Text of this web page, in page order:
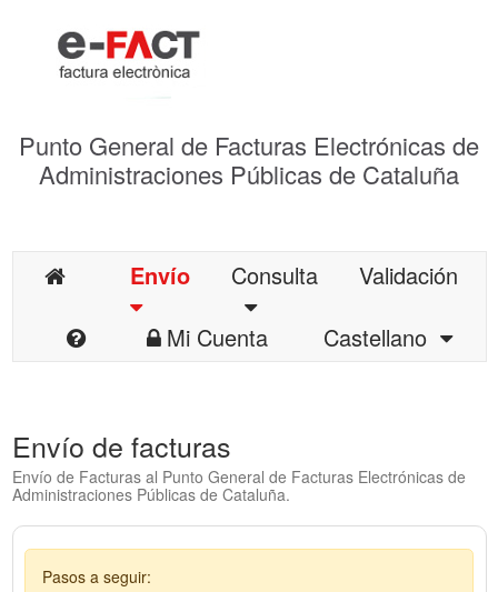
Punto General de Facturas Electrónicas de
Administraciones Públicas de Cataluña
Envío Consulta
Validación
Mi Cuenta
Castellano
Envío de facturas
Envío de Facturas al Punto General de Facturas Electrónicas de
Administraciones Públicas de Cataluña.
Pasos a seguir: